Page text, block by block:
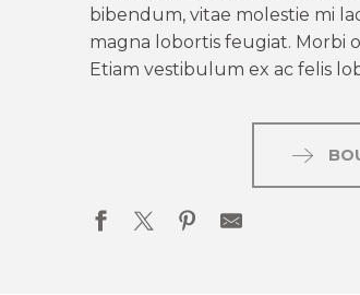
bibendum, vitae molestie mi
magna lobortis feugiat. Morbi
Etiam vestibulum ex ac felis